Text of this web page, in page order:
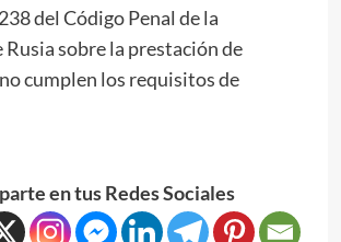
del Código Penal de la
Rusia sobre la prestación de
cumplen los requisitos de
en tus Redes Sociales